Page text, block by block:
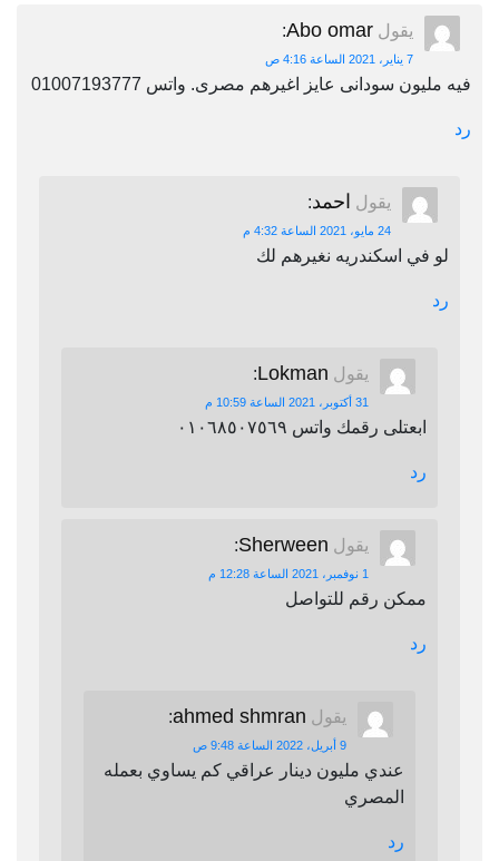
يقول Abo omar
:
7 يناير، 2021 الساعة 4:16 ص
فيه مليون سودانى عايز اغيرهم مصرى. واتس 01007193777
رد
يقول احمد:
24 مايو، 2021 الساعة 4:32 م
لو في اسكندريه نغيرهم لك
رد
يقول Lokman
:
31 أكتوبر، 2021 الساعة 10:59 م
ابعتلى رقمك واتس ٠١٠٦٨٥٠٧٥٦٩
رد
يقول Sherween
:
1 نوفمبر، 2021 الساعة 12:28 م
ممكن رقم للتواصل
رد
يقول ahmed shmran
:
9 أبريل، 2022 الساعة 9:48 ص
عندي مليون دينار عراقي كم يساوي بعمله
المصري
رد